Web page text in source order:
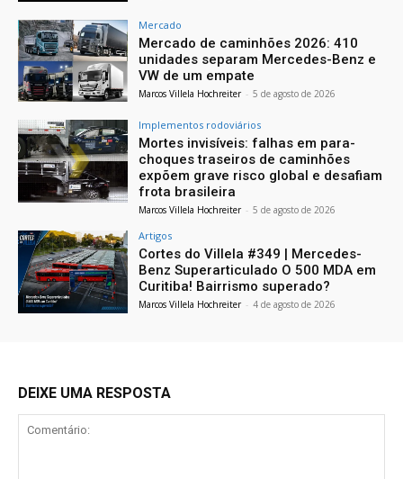
Mercado
Mercado de caminhões 2026: 410
unidades separam Mercedes-Benz e
VW de um empate
Marcos Villela Hochreiter - 5 de agosto de 2026
Implementos rodoviários
Mortes invisíveis: falhas em para-
choques traseiros de caminhões
expõem grave risco global e desafiam
frota brasileira
Marcos Villela Hochreiter - 5 de agosto de 2026
Artigos
Cortes do Villela #349 | Mercedes-
Benz Superarticulado O 500 MDA em
Curitiba! Bairrismo superado?
Marcos Villela Hochreiter - 4 de agosto de 2026
DEIXE UMA RESPOSTA